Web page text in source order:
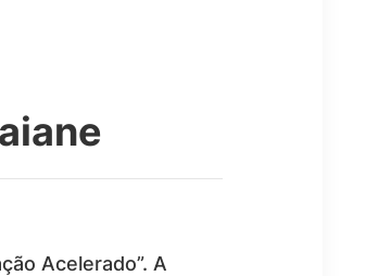
Acelerado”. A